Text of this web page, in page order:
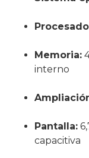
Memoria:
interno
Pantalla:
capacitiva